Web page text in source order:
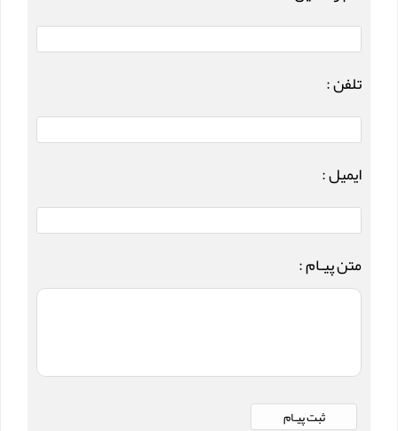
تلفن :
ایمیل :
متن پیـام :